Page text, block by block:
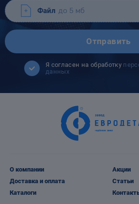
Файл до 5 мб
Отправить
Я согласен на обработку
данных
О компании
Доставка и оплата
Каталоги
Акции
Статьи